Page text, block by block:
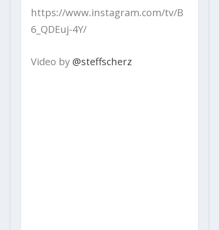
https://www.instagram.com/tv/B
6_QDEuj-4Y/
Video by @steffscherz